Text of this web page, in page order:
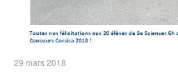
29 mars 2018